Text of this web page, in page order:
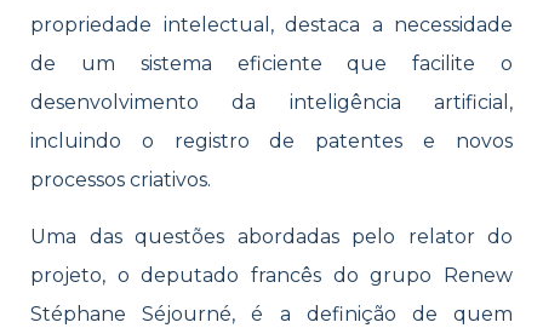
propriedade intelectual, destaca a necessidade
de um sistema eficiente que facilite o
desenvolvimento da inteligência artificial,
incluindo o registro de patentes e novos
processos criativos.
Uma das questões abordadas pelo relator do
projeto, o deputado francês do grupo Renew
Stéphane Séjourné, é a definição de quem